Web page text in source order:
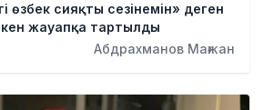
өзбек сияқты сезінемін» деген
жауапқа тартылды
Абдрахманов Мағжан